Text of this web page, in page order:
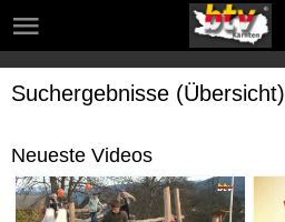
Suchergebnisse (Übersicht)
Neueste Videos